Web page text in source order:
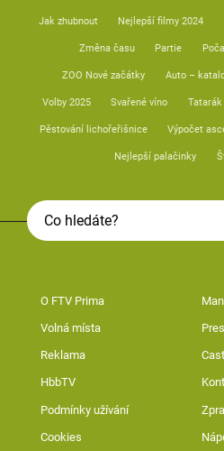
Jak zhubnout Nejlepší filmy 2024
Změna času Partie
ZOO Nové začátky Auto –
Volby 2025 Svařené víno
Pěstování lichořeřišnice Výpočet
Nejlepší palačinky
O FTV Prima
Volná místa
Reklama
HbbTV
Podmínky užívání
Cookies